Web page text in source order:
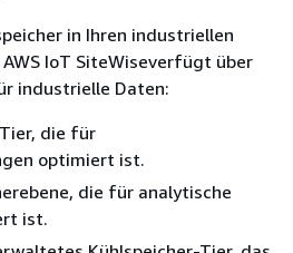
in Ihren industriellen
IoT SiteWiseverfügt über
industrielle Daten:
die für
optimiert ist.
die für analytische
ist.